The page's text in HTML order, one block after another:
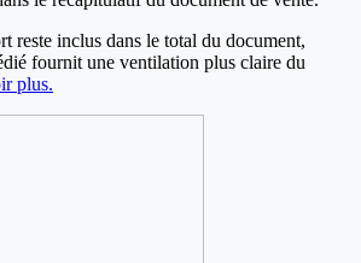
reste inclus dans le total du document,
fournit une ventilation plus claire du
plus.